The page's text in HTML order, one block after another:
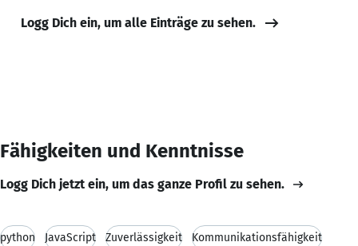
Logg Dich ein, um alle Einträge zu sehen.
Fähigkeiten und Kenntnisse
Logg Dich jetzt ein, um das ganze Profil zu sehen.
python JavaScript Zuverlässigkeit Kommunikationsfähigkeit